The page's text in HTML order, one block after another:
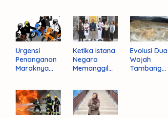
Hukum
Administrasi
Negara
Kebangkitan
Moral Para
Ulama
Rajai
Produsen
Tembaga
Dunia
Urgensi
Penanganan
Maraknya
Sumbawa
Barat
Ketika Istana
Negara
Memanggil
Evolusi Dua
Wajah
Tambang